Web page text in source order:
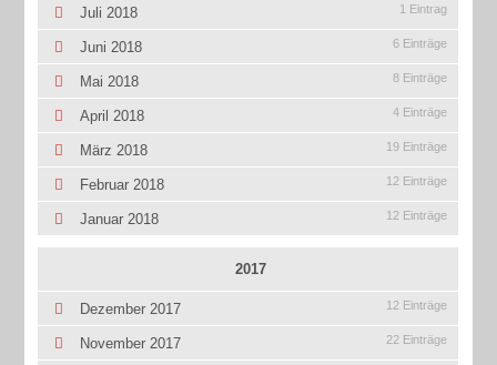
Juli 2018 1 Eintrag
Juni 2018 6 Einträge
Mai 2018 8 Einträge
April 2018 4 Einträge
März 2018 19 Einträge
Februar 2018 12 Einträge
Januar 2018 12 Einträge
2017
Dezember 2017 12 Einträge
November 2017 22 Einträge